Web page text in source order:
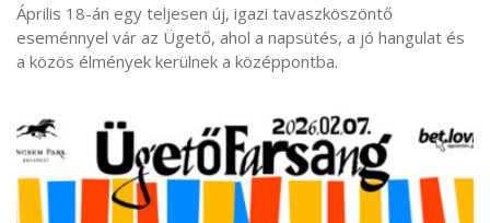
Április 18-án egy teljesen új, igazi tavaszköszöntő
eseménnyel vár az Ügető, ahol a napsütés, a jó hangulat és
a közös élmények kerülnek a középpontba.